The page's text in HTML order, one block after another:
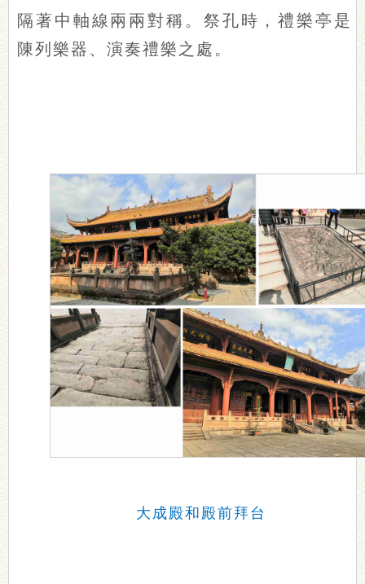
隔著中軸線兩兩對稱。祭孔時，禮樂亭是
陳列樂器、演奏禮樂之處。
大成殿和殿前拜台